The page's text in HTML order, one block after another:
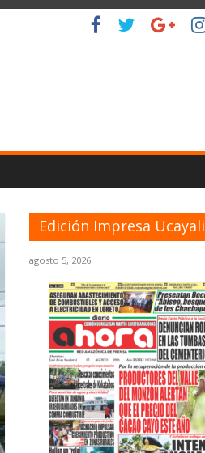
Edición Impresa Ucayali
agosto 5, 2026